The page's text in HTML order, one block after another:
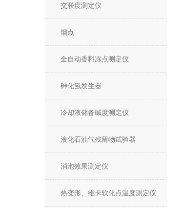
交联度测定仪
烟点
全自动香料冻点测定仪
砷化氢发生器
冷却液储备碱度测定仪
液化石油气残留物试验器
消泡效果测定仪
热变形、维卡软化点温度测定仪